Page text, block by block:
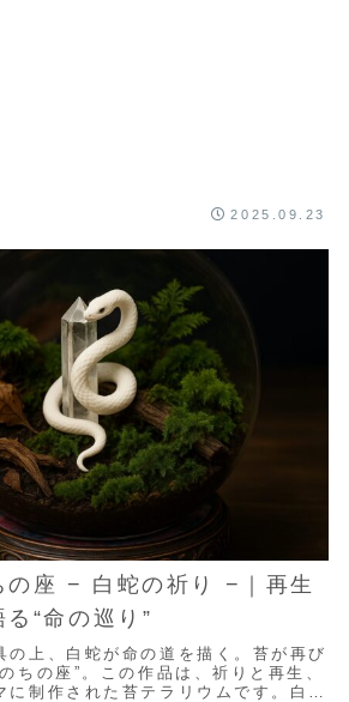
2025.09.23
の座 − 白蛇の祈り −｜再生
“命の巡り”
の上、白蛇が命の道を描く。苔が再び
ちの座”。この作品は、祈りと再生、
に制作された苔テラリウムです。白蛇